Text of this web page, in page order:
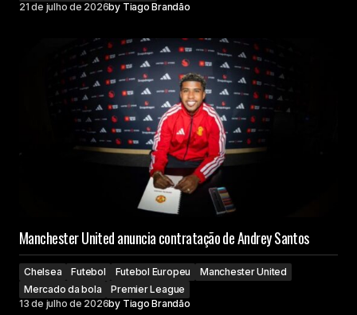
21 de julho de 2026by Tiago Brandão
Manchester United anuncia contratação de Andrey Santos
Chelsea Futebol Futebol Europeu
Manchester United
Mercado da bola
Premier League
13 de julho de 2026by Tiago Brandão